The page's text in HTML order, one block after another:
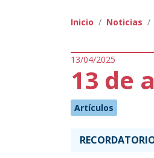
Inicio Noticias
13/04/2025
13 de
Artículos